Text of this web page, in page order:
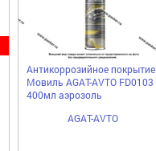
Антикоррозийное покрытие
Мовиль AGAT-AVTO FD0103
400мл аэрозоль
AGAT-AVTO